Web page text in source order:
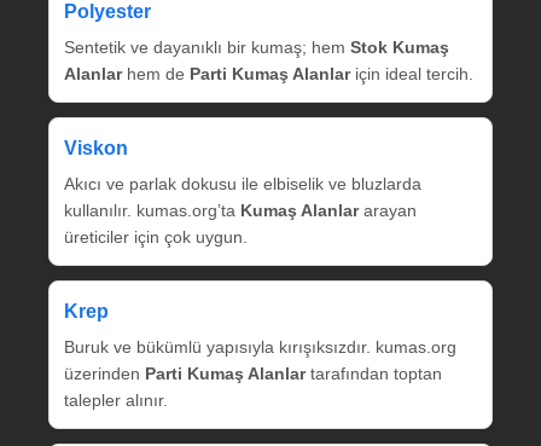
Polyester
Sentetik ve dayanıklı bir kumaş; hem Stok Kumaş
Alanlarhem de Parti Kumaş Alanlariçin ideal tercih.
Viskon
Akıcı ve parlak dokusu ile elbiselik ve bluzlarda
kullanılır. kumas.org’ta Kumaş Alanlararayan
üreticiler için çok uygun.
Krep
Buruk ve bükümlü yapısıyla kırışıksızdır. kumas.org
üzerinden Parti Kumaş Alanlartarafından toptan
talepler alınır.